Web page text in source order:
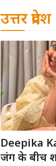
उत्तर प्रदेश
Deepika
जंग के बीच